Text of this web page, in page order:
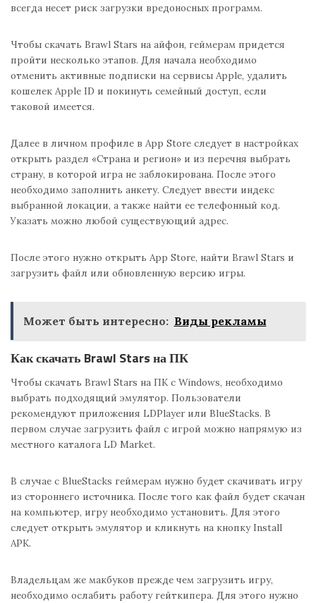
всегда несет риск загрузки вредоносных программ.
Чтобы скачать Brawl Stars на айфон, геймерам придется
пройти несколько этапов. Для начала необходимо
отменить активные подписки на сервисы Apple, удалить
кошелек Apple ID и покинуть семейный доступ, если
таковой имеется.
Далее в личном профиле в App Store следует в настройках
открыть раздел «Страна и регион» и из перечня выбрать
страну, в которой игра не заблокирована. После этого
необходимо заполнить анкету. Следует ввести индекс
выбранной локации, а также найти ее телефонный код.
Указать можно любой существующий адрес.
После этого нужно открыть App Store, найти Brawl Stars и
загрузить файл или обновленную версию игры.
Может быть интересно: Виды рекламы
Как скачать Brawl Stars на ПК
Чтобы скачать Brawl Stars на ПК с Windows, необходимо
выбрать подходящий эмулятор. Пользователи
рекомендуют приложения LDPlayer или BlueStacks. В
первом случае загрузить файл с игрой можно напрямую из
местного каталога LD Market.
В случае с BlueStacks геймерам нужно будет скачивать игру
из стороннего источника. После того как файл будет скачан
на компьютер, игру необходимо установить. Для этого
следует открыть эмулятор и кликнуть на кнопку Install
APK.
Владельцам же макбуков прежде чем загрузить игру,
необходимо ослабить работу гейткипера. Для этого нужно